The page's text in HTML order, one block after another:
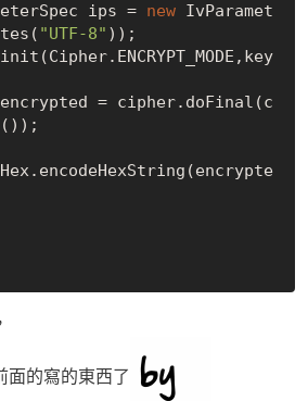
ips =
new IvParamet
"UTF-8" ));
= cipher.doFinal(c
Hex.encodeHexString(encrypte
面的寫的東西了